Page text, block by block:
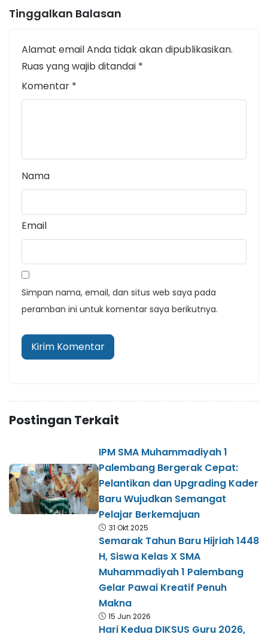
Tinggalkan Balasan
Alamat email Anda tidak akan dipublikasikan.
Ruas yang wajib ditandai *
Komentar *
Nama
Email
Simpan nama, email, dan situs web saya pada
peramban ini untuk komentar saya berikutnya.
Postingan Terkait
IPM SMA Muhammadiyah 1
Palembang Bergerak Cepat:
Pelantikan dan Upgrading Kader
Baru Wujudkan Semangat
Pelajar Berkemajuan
31 Okt 2025
Semarak Tahun Baru Hijriah 1448
H, Siswa Kelas X SMA
Muhammadiyah 1 Palembang
Gelar Pawai Kreatif Penuh
Makna
15 Jun 2026
Hari Kedua DIKSUS Guru 2026,